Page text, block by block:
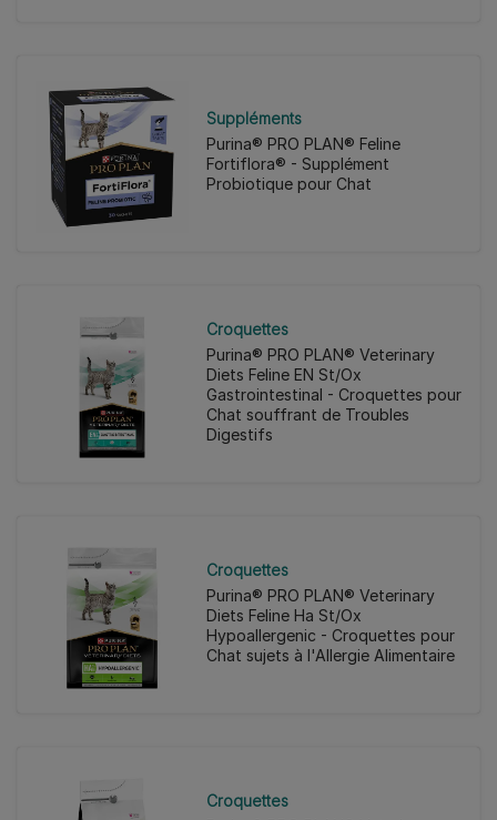
Suppléments
Purina® PRO PLAN® Feline
Fortiflora® - Supplément
Probiotique pour Chat
Croquettes
Purina® PRO PLAN® Veterinary
Diets Feline EN St/Ox
Gastrointestinal - Croquettes pour
Chat souffrant de Troubles
Digestifs
Croquettes
Purina® PRO PLAN® Veterinary
Diets Feline Ha St/Ox
Hypoallergenic - Croquettes pour
Chat sujets à l'Allergie Alimentaire
Croquettes